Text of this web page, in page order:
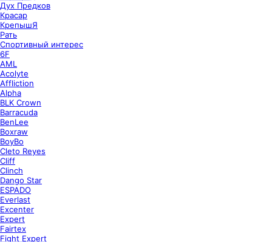
Дух Предков
Красар
КрепышЯ
Рать
Спортивный интерес
6F
AML
Acolyte
Affliction
Alpha
BLK Crown
Barracuda
BenLee
Boxraw
BoyBo
Cleto Reyes
Cliff
Clinch
Dango Star
ESPADO
Everlast
Excenter
Expert
Fairtex
Fight Expert